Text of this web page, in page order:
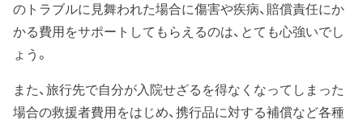
のトラブルに見舞われた場合に傷害や疾病、賠償責任にか
かる費用をサポートしてもらえるのは、とても心強いでし
ょう。
また、旅行先で自分が入院せざるを得なくなってしまった
場合の救援者費用をはじめ、携行品に対する補償など各種